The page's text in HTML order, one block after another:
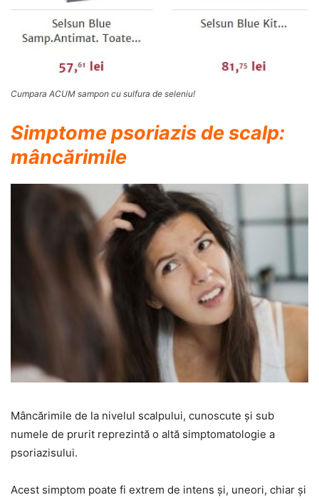
Cumpara ACUM sampon cu sulfura de seleniu!
Simptome psoriazis de scalp:
mâncărimile
Mâncărimile de la nivelul scalpului, cunoscute şi sub
numele de prurit reprezintă o altă simptomatologie a
psoriazisului.
Acest simptom poate fi extrem de intens şi, uneori, chiar şi